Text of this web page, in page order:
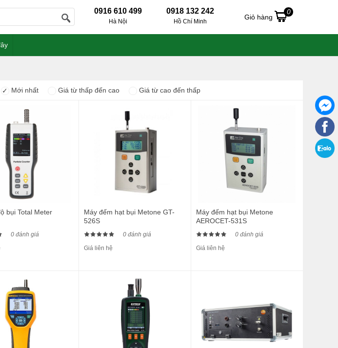
0916 610 499
Hà Nội
0918 132 242
Hồ Chí Minh
Giỏ hàng
0
✓ Mới nhất Giá từ thấp đến cao Giá từ cao đến thấp
bụi Total Meter
0 đánh giá
Máy đếm hạt bụi Metone GT-
526S
0 đánh giá
Giá liên hệ
Máy đếm hạt bụi Metone
AEROCET-531S
0 đánh giá
Giá liên hệ